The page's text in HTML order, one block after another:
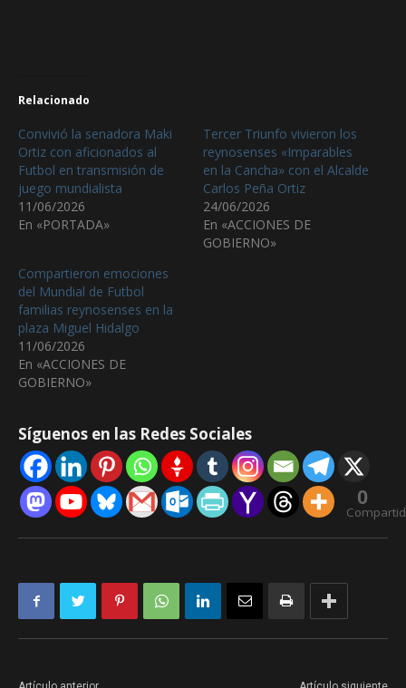
Relacionado
Convivió la senadora Maki
Ortiz con aficionados al
Futbol en transmisión de
juego mundialista
11/06/2026
En «PORTADA»
Tercer Triunfo vivieron los
reynosenses «Imparables
en la Cancha» con el Alcalde
Carlos Peña Ortiz
24/06/2026
En «ACCIONES DE
GOBIERNO»
Compartieron emociones
del Mundial de Futbol
familias reynosenses en la
plaza Miguel Hidalgo
11/06/2026
En «ACCIONES DE
GOBIERNO»
Síguenos en las Redes Sociales
0